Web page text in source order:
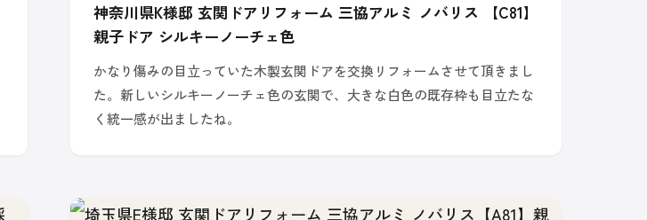
神奈川県K様邸 玄関ドアリフォーム 三協アルミ ノバリス 【C81】
親子ドア シルキーノーチェ色
かなり傷みの目立っていた木製玄関ドアを交換リフォームさせて頂きまし
た。新しいシルキーノーチェ色の玄関で、大きな白色の既存枠も目立たな
く統一感が出ましたね。